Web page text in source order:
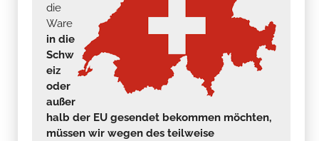
die
Ware
in die
Schw
eiz
oder
außer
halb der EU gesendet bekommen möchten,
müssen wir wegen des teilweise